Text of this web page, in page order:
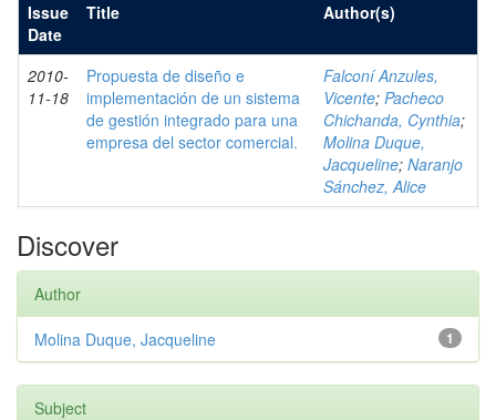
Issue
Date
Title Author(s)
2010-
11-18
Propuesta de diseño e
implementación de un sistema
de gestión integrado para una
empresa del sector comercial.
Falconí Anzules,
Vicente; Pacheco
Chichanda, Cynthia;
Molina Duque,
Jacqueline; Naranjo
Sánchez, Alice
Discover
Author
1
Molina Duque, Jacqueline
Subject